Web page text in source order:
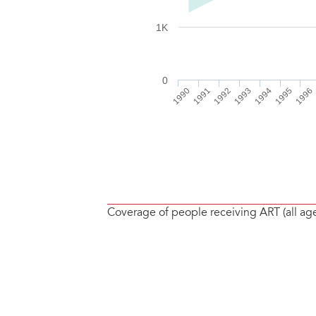
Coverage of people receiving ART (all